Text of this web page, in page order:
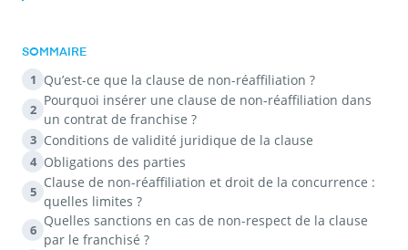
SOMMAIRE
1 Qu’est-ce que la clause de non-réaffiliation ?
2
Pourquoi insérer une clause de non-réaffiliation dans
un contrat de franchise ?
3 Conditions de validité juridique de la clause
4 Obligations des parties
5
Clause de non-réaffiliation et droit de la concurrence :
quelles limites ?
6
Quelles sanctions en cas de non-respect de la clause
par le franchisé ?